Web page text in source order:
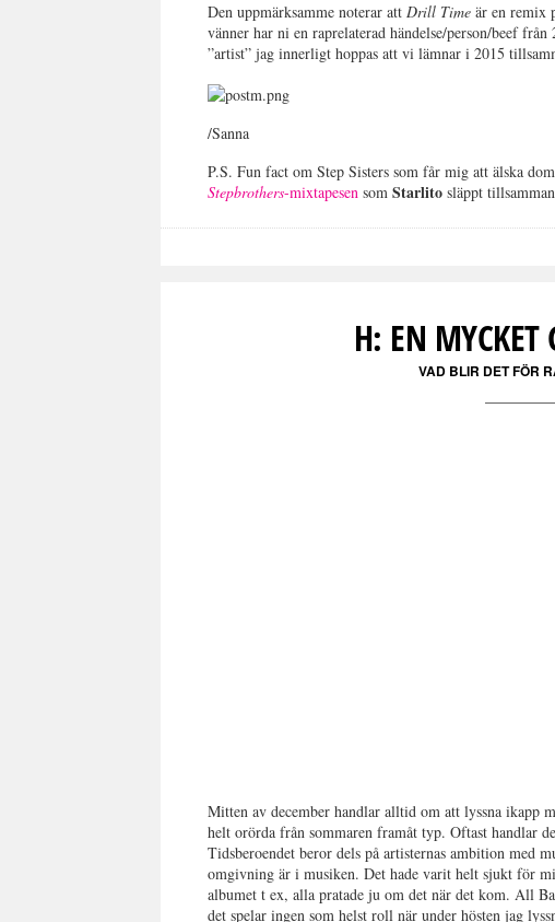
Den uppmärksamme noterar attDrill Timeär en remix
vänner har ni en raprelaterad händelse/person/beef
”artist” jag innerligt hoppas att vi lämnar i 2015
/Sanna
P.S. Fun fact om Step Sisters som får mig att älska
Stepbrothers-mixtapesen somStarlitosläppt
H: EN MYCKET
VAD BLIR DET FÖR
Mitten av december handlar alltid om att lyssna ikapp
helt orörda från sommaren framåt typ. Oftast handlar
Tidsberoendet beror dels på artisternas ambition med
omgivning är i musiken. Det hade varit helt sjukt för
albumet t ex, alla pratade ju om det när det kom. All
det spelar ingen som helst roll när under hösten jag